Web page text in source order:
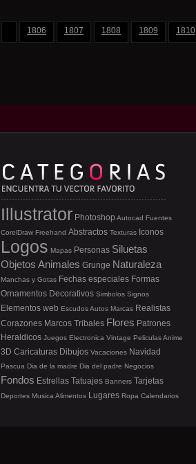
1806 1807 1808 1809 1810
Illustrator Photoshop Autocad Fuentes
CorelDraw Freehand Abstractos Texturas Iconos
Logos Mapas Personas Siluetas
Objetos Animales Grunge Naturaleza
Manchas y Gotas Fechas especiales Formas
Ornamentos Decorativos Simbolos Signos
Elementos web EscudosAutos Marcas Realistas
Corazones Marcos Tribales Flores Patrones
Heraldicos Juegos Electronica Vintage PeliculasAnime
3D Caricaturas Dibujos Vacaciones Navidad
Pascua Dia de la madre Dia del padre Negocios
Fondos Estrellas Tatuajes Banners Tarjetas
Deportes Musica Alimentos Lugares Ropa Calendarios